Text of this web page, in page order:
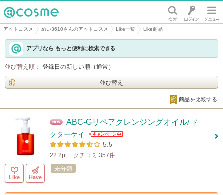
@cosme
アットコスメ めい3610さんのアットコスメ Like一覧 Like商品
アプリなら もっと便利に検索できる
並び替え順： 登録日の新しい順（通常）
並び替え
商品を比較する
ABC-Gリペアクレンジングオイル/ ド
クターケイ
5.5
22.2pt クチコミ 357件
Like Have
未分類